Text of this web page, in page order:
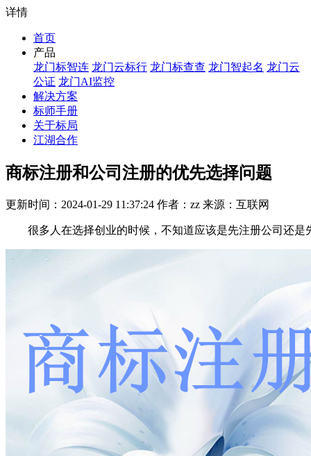
详情
首页
产品
龙门标智连 龙门云标行 龙门标查查 龙门智起名 龙门云
公证 龙门AI监控
解决方案
标师手册
关于标局
江湖合作
商标注册和公司注册的优先选择问题
更新时间：2024-01-29 11:37:24 作者：zz 来源：互联网
很多人在选择创业的时候，不知道应该是先注册公司还是